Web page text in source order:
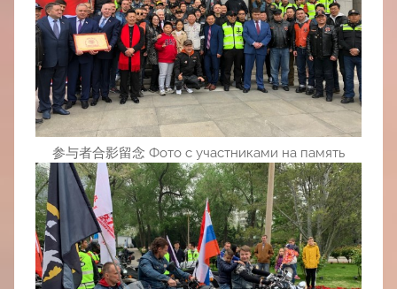
参与者合影留念 Фото с участниками на память